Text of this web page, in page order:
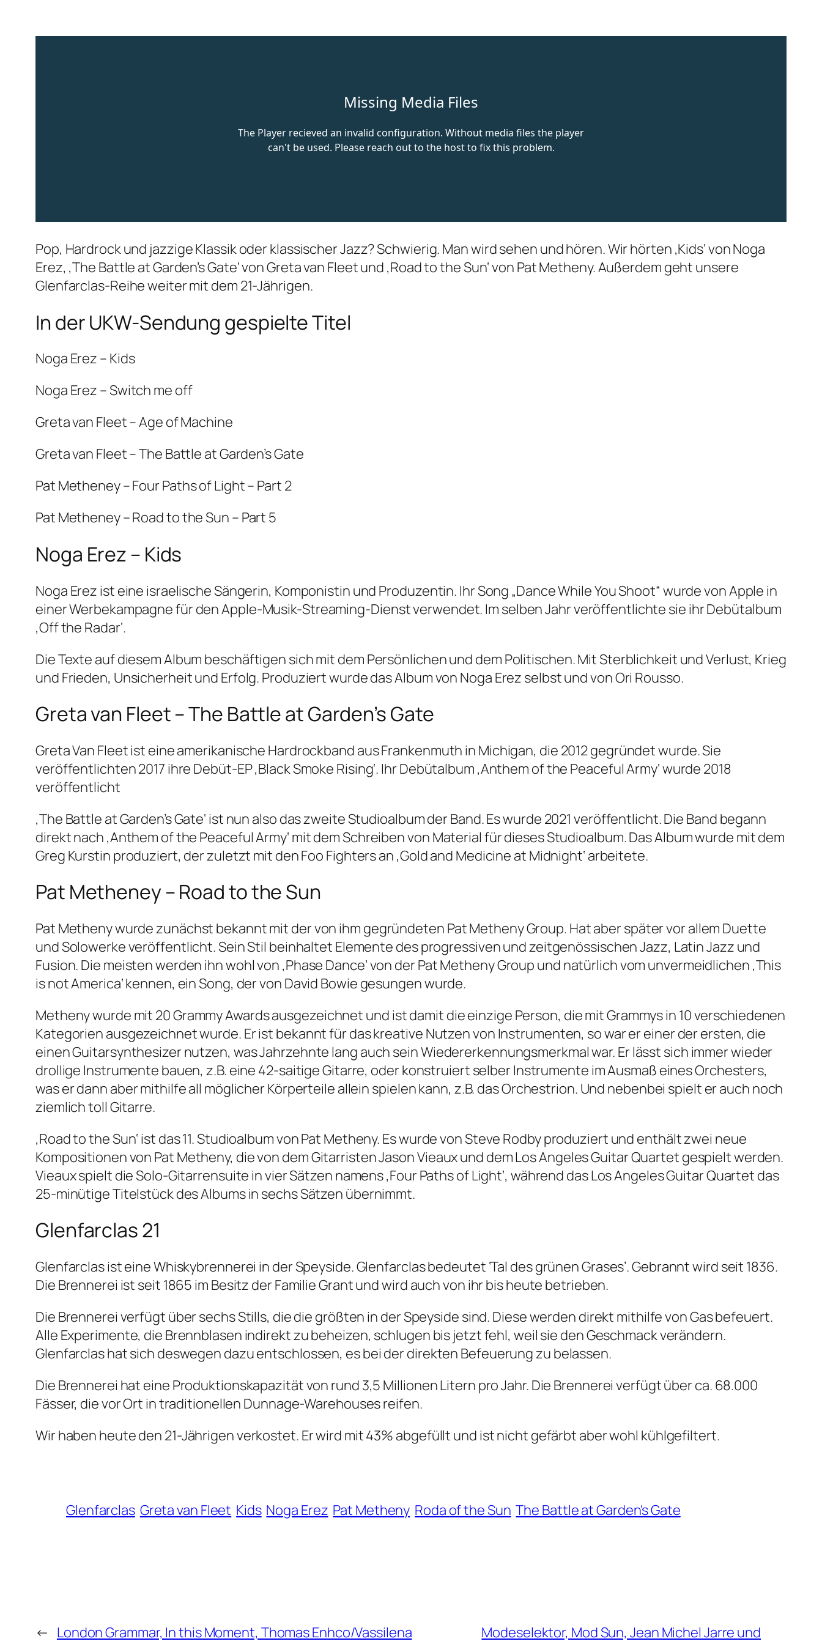
Pop, Hardrock und jazzige Klassik oder klassischer Jazz? Schwierig. Man wird sehen und hören. Wir hörten ‚Kids‘ von Noga
Erez, ‚The Battle at Garden’s Gate‘ von Greta van Fleet und ‚Road to the Sun‘ von Pat Metheny. Außerdem geht unsere
Glenfarclas-Reihe weiter mit dem 21-Jährigen.
In der UKW-Sendung gespielte Titel
Noga Erez – Kids
Noga Erez – Switch me off
Greta van Fleet – Age of Machine
Greta van Fleet – The Battle at Garden’s Gate
Pat Metheney – Four Paths of Light – Part 2
Pat Metheney – Road to the Sun – Part 5
Noga Erez – Kids
Noga Erez ist eine israelische Sängerin, Komponistin und Produzentin. Ihr Song „Dance While You Shoot“ wurde von Apple in
einer Werbekampagne für den Apple-Musik-Streaming-Dienst verwendet. Im selben Jahr veröffentlichte sie ihr Debütalbum
‚Off the Radar‘.
Die Texte auf diesem Album beschäftigen sich mit dem Persönlichen und dem Politischen. Mit Sterblichkeit und Verlust, Krieg
und Frieden, Unsicherheit und Erfolg. Produziert wurde das Album von Noga Erez selbst und von Ori Rousso.
Greta van Fleet – The Battle at Garden’s Gate
Greta Van Fleet ist eine amerikanische Hardrockband aus Frankenmuth in Michigan, die 2012 gegründet wurde. Sie
veröffentlichten 2017 ihre Debüt-EP ‚Black Smoke Rising‘. Ihr Debütalbum ‚Anthem of the Peaceful Army‘ wurde 2018
veröffentlicht
‚The Battle at Garden’s Gate‘ ist nun also das zweite Studioalbum der Band. Es wurde 2021 veröffentlicht. Die Band begann
direkt nach ‚Anthem of the Peaceful Army‘ mit dem Schreiben von Material für dieses Studioalbum. Das Album wurde mit dem
Greg Kurstin produziert, der zuletzt mit den Foo Fighters an ‚Gold and Medicine at Midnight‘ arbeitete.
Pat Metheney – Road to the Sun
Pat Metheny wurde zunächst bekannt mit der von ihm gegründeten Pat Metheny Group. Hat aber später vor allem Duette
und Solowerke veröffentlicht. Sein Stil beinhaltet Elemente des progressiven und zeitgenössischen Jazz, Latin Jazz und
Fusion. Die meisten werden ihn wohl von ‚Phase Dance‘ von der Pat Metheny Group und natürlich vom unvermeidlichen ‚This
is not America‘ kennen, ein Song, der von David Bowie gesungen wurde.
Metheny wurde mit 20 Grammy Awards ausgezeichnet und ist damit die einzige Person, die mit Grammys in 10 verschiedenen
Kategorien ausgezeichnet wurde. Er ist bekannt für das kreative Nutzen von Instrumenten, so war er einer der ersten, die
einen Guitarsynthesizer nutzen, was Jahrzehnte lang auch sein Wiedererkennungsmerkmal war. Er lässt sich immer wieder
drollige Instrumente bauen, z.B. eine 42-saitige Gitarre, oder konstruiert selber Instrumente im Ausmaß eines Orchesters,
was er dann aber mithilfe all möglicher Körperteile allein spielen kann, z.B. das Orchestrion. Und nebenbei spielt er auch noch
ziemlich toll Gitarre.
‚Road to the Sun‘ ist das 11. Studioalbum von Pat Metheny. Es wurde von Steve Rodby produziert und enthält zwei neue
Kompositionen von Pat Metheny, die von dem Gitarristen Jason Vieaux und dem Los Angeles Guitar Quartet gespielt werden.
Vieaux spielt die Solo-Gitarrensuite in vier Sätzen namens ‚Four Paths of Light‘, während das Los Angeles Guitar Quartet das
25-minütige Titelstück des Albums in sechs Sätzen übernimmt.
Glenfarclas 21
Glenfarclas ist eine Whiskybrennerei in der Speyside. Glenfarclas bedeutet ‘Tal des grünen Grases’. Gebrannt wird seit 1836.
Die Brennerei ist seit 1865 im Besitz der Familie Grant und wird auch von ihr bis heute betrieben.
Die Brennerei verfügt über sechs Stills, die die größten in der Speyside sind. Diese werden direkt mithilfe von Gas befeuert.
Alle Experimente, die Brennblasen indirekt zu beheizen, schlugen bis jetzt fehl, weil sie den Geschmack verändern.
Glenfarclas hat sich deswegen dazu entschlossen, es bei der direkten Befeuerung zu belassen.
Die Brennerei hat eine Produktionskapazität von rund 3,5 Millionen Litern pro Jahr. Die Brennerei verfügt über ca. 68.000
Fässer, die vor Ort in traditionellen Dunnage-Warehouses reifen.
Wir haben heute den 21-Jährigen verkostet. Er wird mit 43% abgefüllt und ist nicht gefärbt aber wohl kühlgefiltert.
Glenfarclas Greta van Fleet Kids Noga Erez Pat Metheny Roda of the Sun The Battle at Garden's Gate
← London Grammar, In this Moment, Thomas Enhco/Vassilena
Modeselektor, Mod Sun, Jean Michel Jarre und